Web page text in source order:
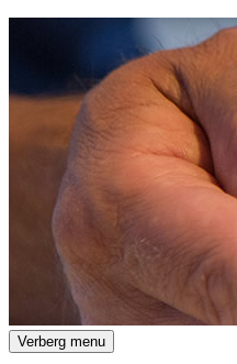
Drents Archief
Verberg menu